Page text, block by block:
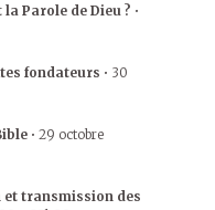
la Parole de Dieu ? •
fondateurs • 30
• 29 octobre
et transmission des